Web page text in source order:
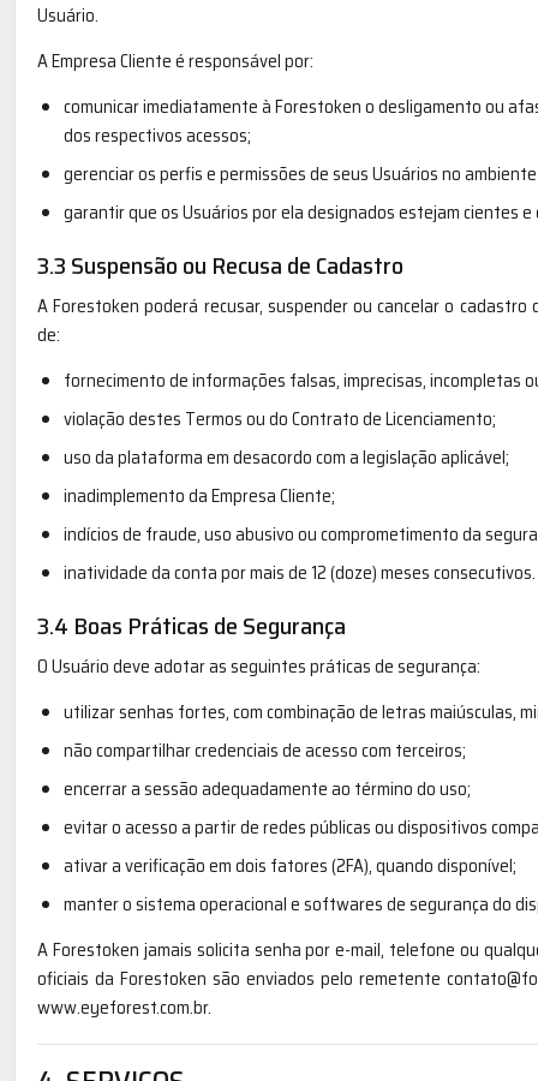
Usuário.
A Empresa Cliente é responsável por:
comunicar imediatamente à Forestoken o desligamento ou
dos respectivos acessos;
gerenciar os perfis e permissões de seus Usuários no
garantir que os Usuários por ela designados estejam cientes
3.3 Suspensão ou Recusa de Cadastro
A Forestoken poderá recusar, suspender ou cancelar o
de:
fornecimento de informações falsas, imprecisas, incompletas
violação destes Termos ou do Contrato de Licenciamento;
uso da plataforma em desacordo com a legislação aplicável;
inadimplemento da Empresa Cliente;
indícios de fraude, uso abusivo ou comprometimento da
inatividade da conta por mais de 12 (doze) meses consecutivos.
3.4 Boas Práticas de Segurança
O Usuário deve adotar as seguintes práticas de segurança:
utilizar senhas fortes, com combinação de letras maiúsculas,
não compartilhar credenciais de acesso com terceiros;
encerrar a sessão adequadamente ao término do uso;
evitar o acesso a partir de redes públicas ou dispositivos
ativar a verificação em dois fatores (2FA), quando disponível;
manter o sistema operacional e softwares de segurança do
A Forestoken jamais solicita senha por e-mail, telefone ou
oficiais da Forestoken são enviados pelo remetente
www.eyeforest.com.br.